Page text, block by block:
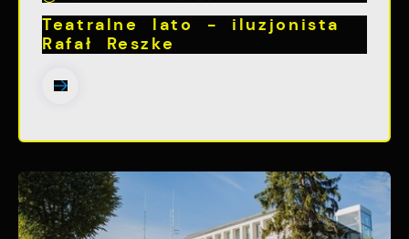
Teatralne lato - iluzjonista
Rafał Reszke